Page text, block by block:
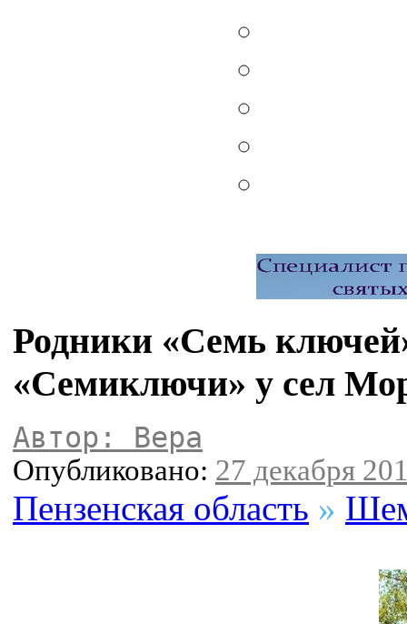
Родники «Семь
«Семиключи» у сел
Автор: Вера
Опубликовано: 27 декабря
Пензенская область »